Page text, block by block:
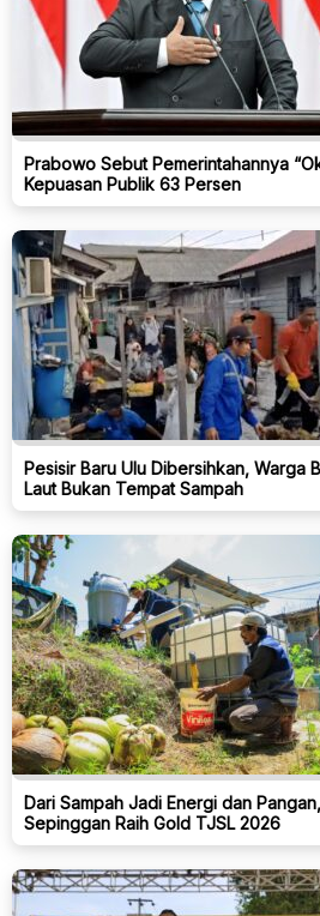
Prabowo Sebut Pemerintahannya
Kepuasan Publik 63 Persen
Pesisir Baru Ulu Dibersihkan, Warga
Laut Bukan Tempat Sampah
Dari Sampah Jadi Energi dan
Sepinggan Raih Gold TJSL 2026